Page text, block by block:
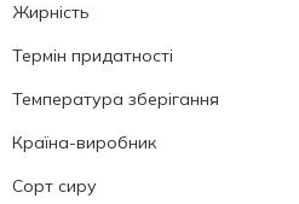
Жирність
Термін придатності
Температура зберігання
Країна-виробник
Сорт сиру